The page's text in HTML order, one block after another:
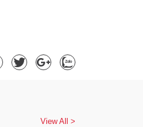
View All >